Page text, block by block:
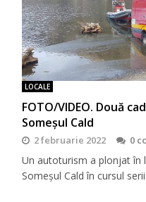
LOCALE
FOTO/VIDEO. Două
Someșul Cald
2 februarie 2022 0
Un autoturism a plonjat în
Someșul Cald în cursul